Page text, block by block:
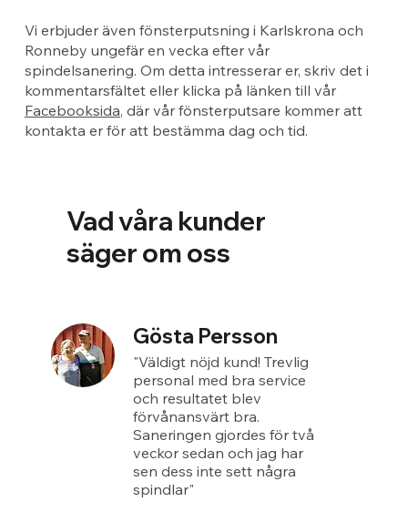
Vi erbjuder även fönsterputsning i Karlskrona och
Ronneby ungefär en vecka efter vår
spindelsanering. Om detta intresserar er, skriv det i
kommentarsfältet eller klicka på länken till vår
Facebooksida, där vår fönsterputsare kommer att
kontakta er för att bestämma dag och tid.
Vad våra kunder
säger om oss
Gösta Persson
"Väldigt nöjd kund! Trevlig
personal med bra service
och resultatet blev
förvånansvärt bra.
Saneringen gjordes för två
veckor sedan och jag har
sen dess inte sett några
spindlar"